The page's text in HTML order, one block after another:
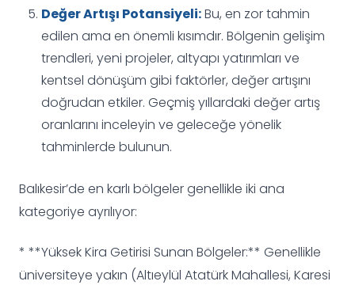
Değer Artışı Potansiyeli:Bu, en zor tahmin
edilen ama en önemli kısımdır. Bölgenin gelişim
trendleri, yeni projeler, altyapı yatırımları ve
kentsel dönüşüm gibi faktörler, değer artışını
doğrudan etkiler. Geçmiş yıllardaki değer artış
oranlarını inceleyin ve geleceğe yönelik
tahminlerde bulunun.
Balıkesir’de en karlı bölgeler genellikle iki ana
kategoriye ayrılıyor:
* **Yüksek Kira Getirisi Sunan Bölgeler:** Genellikle
üniversiteye yakın (Altıeylül Atatürk Mahallesi, Karesi